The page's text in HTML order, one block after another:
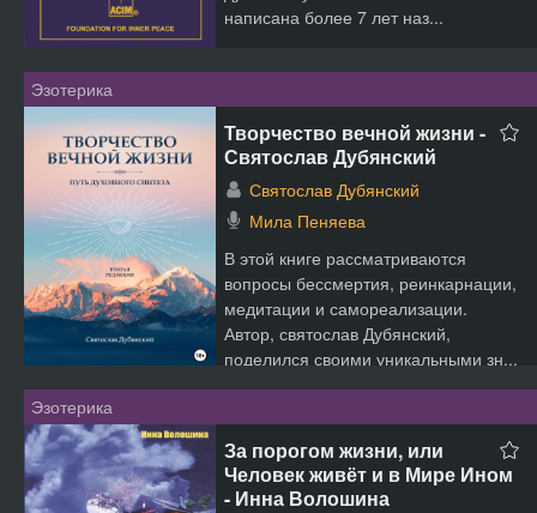
написана более 7 лет наз...
Эзотерика
Творчество вечной жизни -
Святослав Дубянский
Святослав Дубянский
Мила Пеняева
В этой книге рассматриваются
вопросы бессмертия, реинкарнации,
медитации и самореализации.
Автор, святослав Дубянский,
поделился своими уникальными зн...
Эзотерика
За порогом жизни, или
Человек живёт и в Мире Ином
- Инна Волошина